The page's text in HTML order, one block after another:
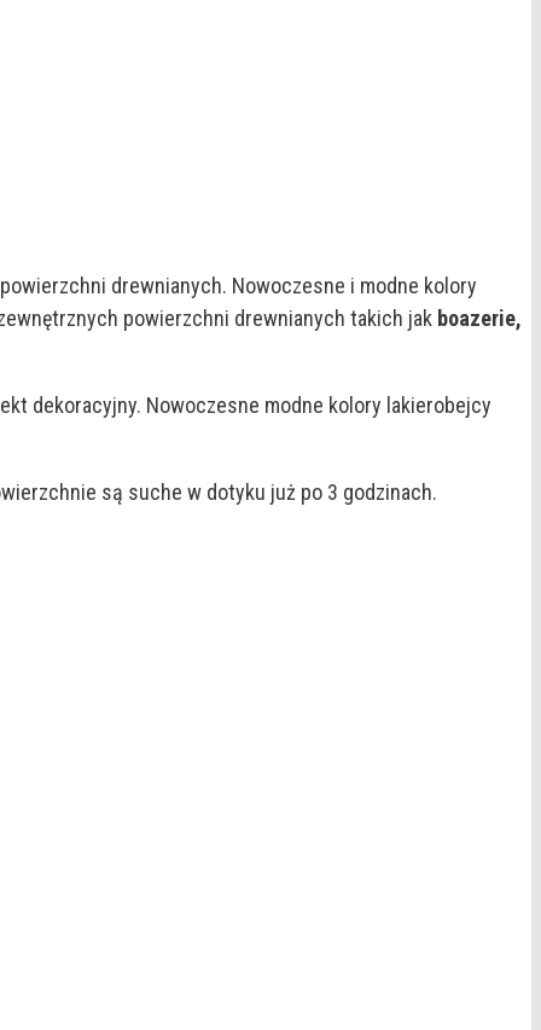
powierzchni drewnianych. Nowoczesne i modne kolory
powierzchni drewnianych takich jak boazerie,
dekoracyjny. Nowoczesne modne kolory lakierobejcy
są suche w dotyku już po 3 godzinach.